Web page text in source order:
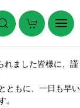
れました皆様に、謹
ともに、一日も早い
。